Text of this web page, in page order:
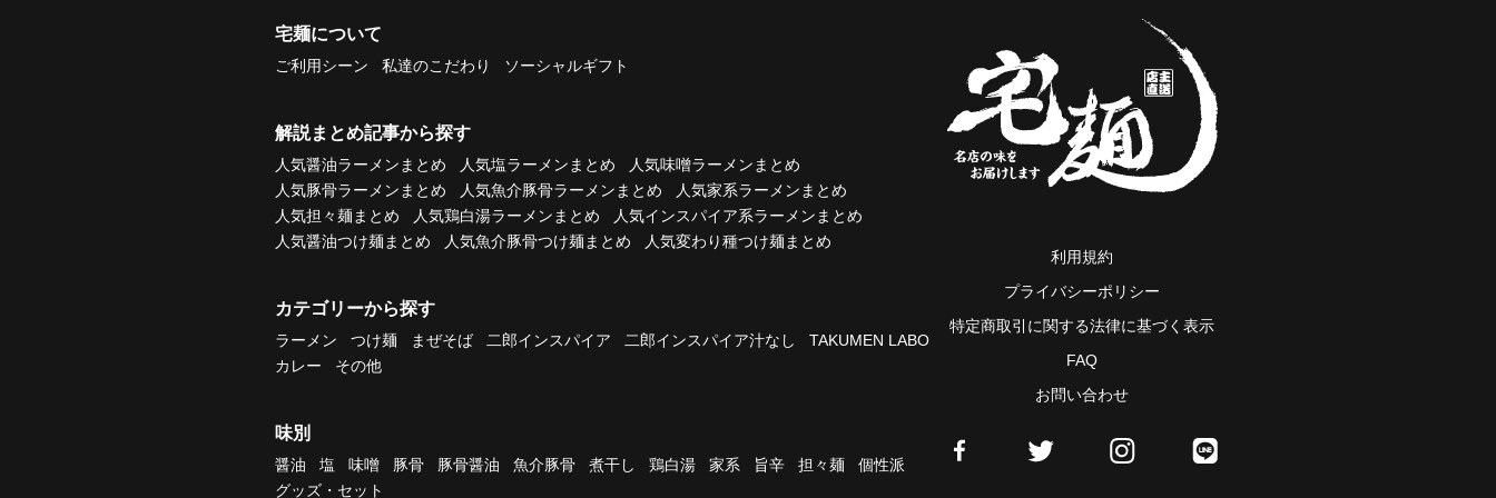
宅麺について
ご利用シーン 私達のこだわり ソーシャルギフト
解説まとめ記事から探す
人気醤油ラーメンまとめ 人気塩ラーメンまとめ
人気味噌ラーメンまとめ
人気豚骨ラーメンまとめ
人気魚介豚骨ラーメンまとめ
人気家系ラーメンまとめ
人気担々麺まとめ
人気鶏白湯ラーメンまとめ
人気インスパイア系ラーメンまとめ
人気醤油つけ麺まとめ
人気魚介豚骨つけ麺まとめ 人気変わり種つけ麺まとめ
カテゴリーから探す
ラーメン つけ麺 まぜそば 二郎インスパイア 二郎インスパイア汁なし
TAKUMEN LABO
カレー
その他
味別
醤油 塩 味噌 豚骨 豚骨醤油 魚介豚骨 煮干し 鶏白湯 家系 旨辛 担々麺
個性派
グッズ・セット
利用規約
プライバシーポリシー
特定商取引に関する法律に基づく表示
FAQ
お問い合わせ